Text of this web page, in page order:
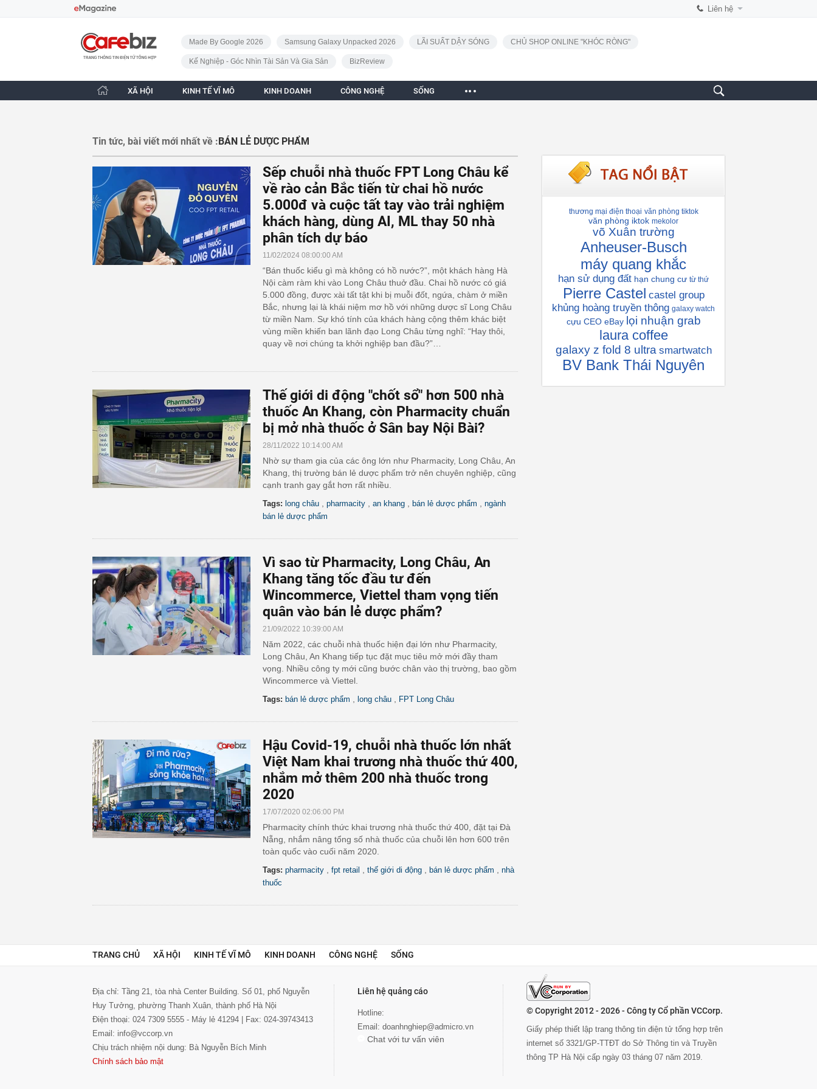
Liên hệ
CafeBiz - Trang chủ
Made By Google 2026
Samsung Galaxy Unpacked 2026 LÃI SUẤT DẬY SÓNG CHỦ SHOP ONLINE "KHÓC RÒNG"
Kế Nghiệp - Góc Nhìn Tài Sản Và Gia Sản BizReview
XÃ HỘI KINH TẾ VĨ MÔ KINH DOANH CÔNG NGHỆ SỐNG
Tin tức, bài viết mới nhất về :BÁN LẺ DƯỢC PHẨM
Sếp chuỗi nhà thuốc FPT Long Châu kể
về rào cản Bắc tiến từ chai hồ nước
5.000đ và cuộc tất tay vào trải nghiệm
khách hàng, dùng AI, ML thay 50 nhà
phân tích dự báo
11/02/2024 08:00:00 AM
“Bán thuốc kiểu gì mà không có hồ nước?”, một khách hàng Hà
Nội càm ràm khi vào Long Châu thuở đầu. Chai hồ nước có giá
5.000 đồng, được xài tất tật khi bị muỗi đốt, ngứa, chàm ở miền
Bắc, nhưng lại là khái niệm mơ hồ với những dược sĩ Long Châu
từ miền Nam. Sự khó tính của khách hàng cộng thêm khác biệt
vùng miền khiến ban lãnh đạo Long Châu từng nghĩ: “Hay thôi,
quay về nơi chúng ta khởi nghiệp ban đầu?”…
Thế giới di động "chốt sổ" hơn 500 nhà
thuốc An Khang, còn Pharmacity chuẩn
bị mở nhà thuốc ở Sân bay Nội Bài?
28/11/2022 10:14:00 AM
Nhờ sự tham gia của các ông lớn như Pharmacity, Long Châu, An
Khang, thị trường bán lẻ dược phẩm trở nên chuyên nghiệp, cũng
cạnh tranh gay gắt hơn rất nhiều.
Tags: long châu pharmacity an khang bán lẻ dược phẩm
ngành
bán lẻ dược phẩm
Vì sao từ Pharmacity, Long Châu, An
Khang tăng tốc đầu tư đến
Wincommerce, Viettel tham vọng tiến
quân vào bán lẻ dược phẩm?
21/09/2022 10:39:00 AM
Năm 2022, các chuỗi nhà thuốc hiện đại lớn như Pharmacity,
Long Châu, An Khang tiếp tục đặt mục tiêu mở mới đầy tham
vọng. Nhiều công ty mới cũng bước chân vào thị trường, bao gồm
Wincommerce và Viettel.
Tags: bán lẻ dược phẩm long châu FPT Long Châu
Hậu Covid-19, chuỗi nhà thuốc lớn nhất
Việt Nam khai trương nhà thuốc thứ 400,
nhắm mở thêm 200 nhà thuốc trong
2020
17/07/2020 02:06:00 PM
Pharmacity chính thức khai trương nhà thuốc thứ 400, đặt tại Đà
Nẵng, nhắm nâng tổng số nhà thuốc của chuỗi lên hơn 600 trên
toàn quốc vào cuối năm 2020.
Tags: pharmacity fpt retail thế giới di động bán lẻ dược phẩm
nhà
thuốc
thương mại điện thoại văn phòng tiktok
văn phòng iktok mekolor
võ Xuân trường
Anheuser-Busch
máy quang khắc
hạn sử dụng đất hạn chung cư từ thứ
Pierre Castel castel group
khủng hoàng truyền thông galaxy watch
cựu CEO eBay lọi nhuận grab
laura coffee
galaxy z fold 8 ultra smartwatch
BV Bank Thái Nguyên
TRANG CHỦ XÃ HỘI KINH TẾ VĨ MÔ KINH DOANH CÔNG NGHỆ SỐNG
Địa chỉ: Tầng 21, tòa nhà Center Building. Số 01, phố Nguyễn
Huy Tưởng, phường Thanh Xuân, thành phố Hà Nội
Điện thoại: 024 7309 5555 - Máy lẻ 41294 | Fax: 024-39743413
Email: info@vccorp.vn
Chịu trách nhiệm nội dung: Bà Nguyễn Bích Minh
Chính sách bảo mật
Liên hệ quảng cáo
Hotline:
Email: doanhnghiep@admicro.vn
Chat với tư vấn viên
© Copyright 2012 - 2026 - Công ty Cổ phần VCCorp.
Giấy phép thiết lập trang thông tin điện tử tổng hợp trên
internet số 3321/GP-TTĐT do Sở Thông tin và Truyền
thông TP Hà Nội cấp ngày 03 tháng 07 năm 2019.